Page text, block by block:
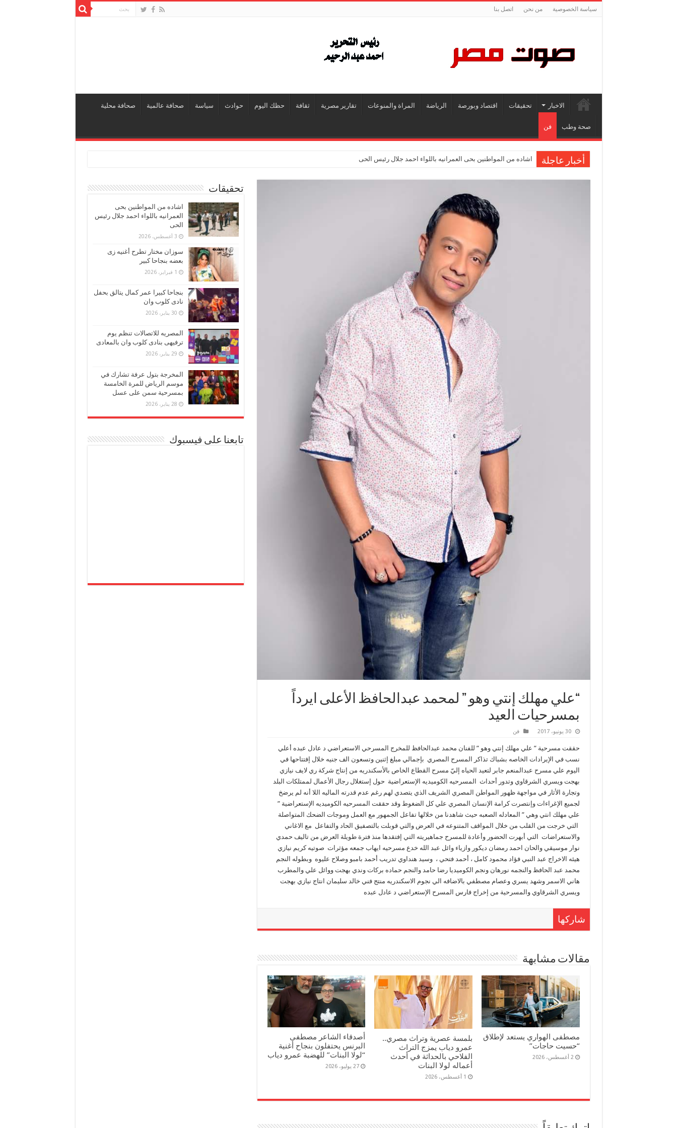
سياسة الخصوصية من نحن اتصل بنا
الاخبار تحقيقات اقتصاد وبورصة الرياضة المراة والمنوعات تقارير مصرية ثقافة حظك اليوم حوادث سياسة صحافة عالمية صحافة محلية
صحة وطب فن
أخبار عاجلة اشاده من المواطنين بحى العمرانيه باللواء احمد جلال رئيس الحى
“علي مهلك إنتي وهو ” لمحمد عبدالحافظ الأعلى ايرداً
بمسرحيات العيد
30 يونيو، 2017 فن
حققت مسرحية ” علي مهلك إنتي وهو ” للفنان محمد عبدالحافظ للمخرج المسرحي الاستعراضي د عادل عبده أعلي
نسب في الإيرادات الخاصه بشباك تذاكر المسرح المصري بإجمالي مبلغ إثنين وتسعون الف جنيه خلال إفتتاحها في
اليوم علي مسرح عبدالمنعم جابر لتعيد الحياه إليّ مسرح القطاع الخاص بالأسكندريه من إنتاج شركة ري لايف نيازي
بهجت ويسري الشرقاوي وتدور أحداث المسرحيه الكوميديه الإستعراضية حول إستغلال رجال الأعمال لممتلكات البلد
وتجارة الأثار في مواجهة ظهور المواطن المصري الشريف الذي يتصدي لهم رغم عدم قدرته الماليه اللا أنه لم يرضخ
لجميع الإغراءات وإنتصرت كرامة الإنسان المصري علي كل الضغوط وقد حققت المسرحيه الكوميديه الإستعراضية ”
علي مهلك انتي وهي ” المعادله الصعبه حيث شاهدنا من خلالها تفاعل الجمهور مع العمل وموجات الضحك المتواصلة
التي خرجت من القلب من خلال المواقف المتنوعه في العرض والتي قوبلت بالتصفيق الحاد والتفاعل مع الاغاني
والاستعراضات التي أبهرت الحضور وأعادة للمسرح جماهيريته التي إفتقدها منذ فترة طويلة العرض من تاليف حمدي
نوار موسيقي والحان احمد رمضان ديكور وازياء وائل عبد الله خدع مسرحيه ايهاب جمعه مؤثرات صوتيه كريم نيازي
هيئه الاخراج عبد النبي فؤاد محمود كامل ، أحمد فتحي ، وسيد هنداوي تدريب أحمد بامبو وصلاح عليوه وبطوله النجم
محمد عبد الحافظ والنجمه نورهان ونجم الكوميديا رضا حامد والنجم حماده بركات وندي بهجت ووائل علي والمطرب
هاني الاسمر وشهد يسري وعصام مصطفي بالاضافه الي نجوم الاسكندريه منتج فني خالد سليمان انتاج نيازي بهجت
ويسري الشرقاوي والمسرحية من إخراج فارس المسرح الإستعراضي د عادل عبده
شاركها
مقالات مشابهة
مصطفى الهواري يستعد لإطلاق
“حسيت حاجات”
2 أغسطس، 2026
بلمسة عصرية وتراث مصري..
عمرو دياب يمزج التراث
الفلاحي بالحداثة في أحدث
أعماله لولا البنات
1 أغسطس، 2026
أصدقاء الشاعر مصطفى
البرنس يحتفلون بنجاح أغنية
“لولا البنات” للهضبة عمرو دياب
27 يوليو، 2026
تحقيقات
اشاده من المواطنين بحى
العمرانيه باللواء احمد جلال رئيس
الحى
3 أغسطس، 2026
سوزان مختار تطرح أغنيه زى
بعضه بنجاحا كبير
1 فبراير، 2026
بنجاحا كبيرا عمر كمال يتالق بحفل
نادى كلوب وان
30 يناير، 2026
المصريه للاتصالات تنظم يوم
ترفيهى بنادى كلوب وان بالمعادى
29 يناير، 2026
المخرجة بتول عرفة تشارك في
موسم الرياض للمرة الخامسة
بمسرحية سمن على عسل
28 يناير، 2026
تابعنا على فيسبوك